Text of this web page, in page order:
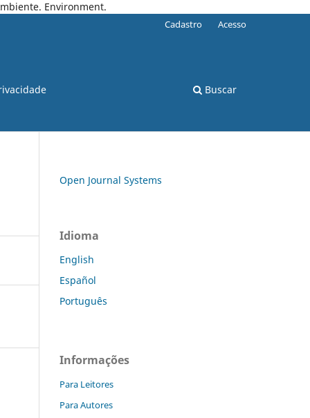
Environment.
Buscar
Cadastro Acesso
Open Journal Systems
Idioma
English
Español
Português
Informações
Para Leitores
Para Autores